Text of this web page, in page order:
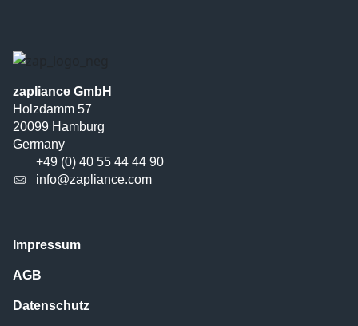
zapliance GmbH
Holzdamm 57
20099 Hamburg
Germany
+49 (0) 40 55 44 44 90
info@zapliance.com
Impressum
AGB
Datenschutz